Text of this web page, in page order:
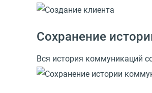
Сохранение
Вся история коммуникаций